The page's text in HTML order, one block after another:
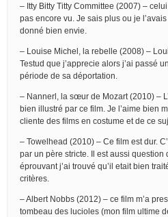
– Itty Bitty Titty Committee (2007) –
pas encore vu. Je sais plus ou je
donné bien envie.
– Louise Michel, la rebelle (2008) –
Testud que j’apprecie alors j’ai passé
période de sa déportation.
– Nannerl, la sœur de Mozart (2010) –
bien illustré par ce film. Je l’aime bien
cliente des films en costume et de ce
– Towelhead (2010) – Ce film est dur.
par un père stricte. Il est aussi
éprouvant j’ai trouvé qu’il etait bien
critères.
– Albert Nobbs (2012) – ce film m’a
tombeau des lucioles (mon film ultime